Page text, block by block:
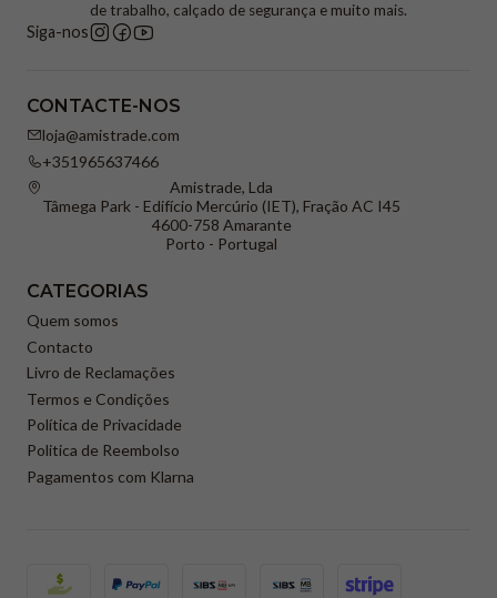
de trabalho, calçado de segurança e muito mais.
Siga-nos
CONTACTE-NOS
loja@amistrade.com
+351965637466
Amistrade, Lda
Tâmega Park - Edifício Mercúrio (IET), Fração AC I45
4600-758 Amarante
Porto - Portugal
CATEGORIAS
Quem somos
Contacto
Livro de Reclamações
Termos e Condições
Política de Privacidade
Politica de Reembolso
Pagamentos com Klarna